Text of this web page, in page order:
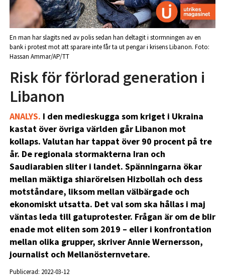
En man har slagits ned av polis sedan han deltagit i stormningen av en
bank i protest mot att sparare inte får ta ut pengar i krisens Libanon. Foto:
Hassan Ammar/AP/TT
Risk för förlorad generation i
Libanon
ANALYS. I den medieskugga som kriget i Ukraina
kastat över övriga världen går Libanon mot
kollaps. Valutan har tappat över 90 procent på tre
år. De regionala stormakterna Iran och
Saudiarabien sliter i landet. Spänningarna ökar
mellan mäktiga shiarörelsen Hizbollah och dess
motståndare, liksom mellan välbärgade och
ekonomiskt utsatta. Det val som ska hållas i maj
väntas leda till gatuprotester. Frågan är om de blir
enade mot eliten som 2019 – eller i konfrontation
mellan olika grupper, skriver Annie Wernersson,
journalist och Mellanösternvetare.
Publicerad: 2022-03-12